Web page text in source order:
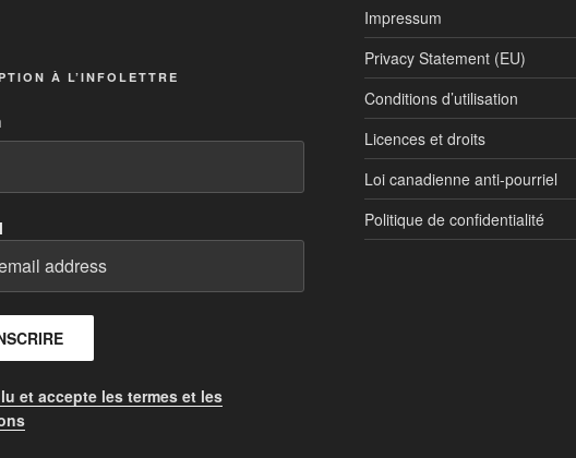
À L’INFOLETTRE
et accepte les termes et les
Impressum
Privacy Statement (EU)
Conditions d’utilisation
Licences et droits
Loi canadienne anti-pourriel
Politique de confidentialité